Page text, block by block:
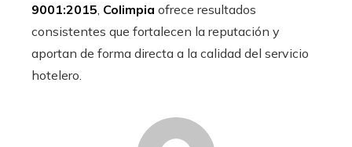
9001:2015 Colimpia ofrece resultados
consistentes que fortalecen la reputación y
aportan de forma directa a la calidad del servicio
hotelero.